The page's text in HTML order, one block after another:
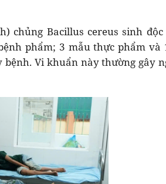
chủng Bacillus cereus sinh
phẩm; 3 mẫu thực phẩm và
Vi khuẩn này thường gây